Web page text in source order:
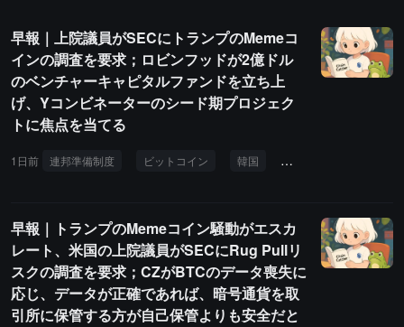
早報｜上院議員がSECにトランプのMemeコ
インの調査を要求；ロビンフッドが2億ドル
のベンチャーキャピタルファンドを立ち上
げ、Yコンビネーターのシード期プロジェク
トに焦点を当てる
1日前 連邦準備制度 ビットコイン 韓国 マージン
早報｜トランプのMemeコイン騒動がエスカ
レート、米国の上院議員がSECにRug Pullリ
スクの調査を要求；CZがBTCのデータ喪失に
応じ、データが正確であれば、暗号通貨を取
引所に保管する方が自己保管よりも安全だと